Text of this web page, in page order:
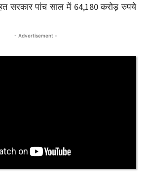
सरकार पांच साल में 64,180 करोड़ रुपये
- Advertisement -